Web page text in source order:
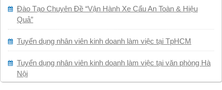
Đào Tạo Chuyên Đề “Vận Hành Xe Cẩu An Toàn & Hiệu
Quả”
Tuyển dụng nhân viên kinh doanh làm việc tại TpHCM
Tuyển dụng nhân viên kinh doanh làm việc tại văn phòng Hà
Nội